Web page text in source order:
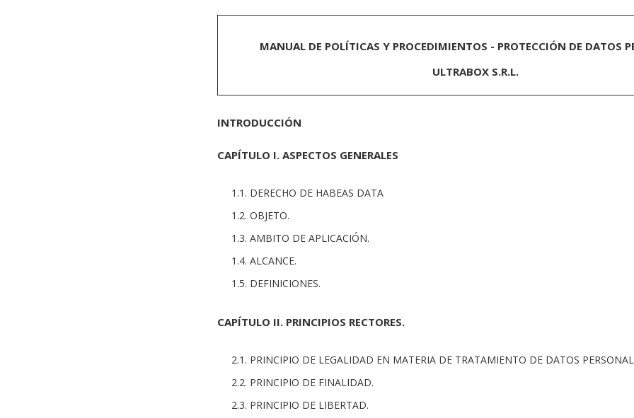
MANUAL DE POLÍTICAS Y PROCEDIMIENTOS - PROTECCIÓN DE DATOS
ULTRABOX S.R.L.
INTRODUCCIÓN
CAPÍTULO I. ASPECTOS GENERALES
1.1. DERECHO DE HABEAS DATA
1.2. OBJETO.
1.3. AMBITO DE APLICACIÓN.
1.4. ALCANCE.
1.5. DEFINICIONES.
CAPÍTULO II. PRINCIPIOS RECTORES.
2.1. PRINCIPIO DE LEGALIDAD EN MATERIA DE TRATAMIENTO DE DATOS
2.2. PRINCIPIO DE FINALIDAD.
2.3. PRINCIPIO DE LIBERTAD.